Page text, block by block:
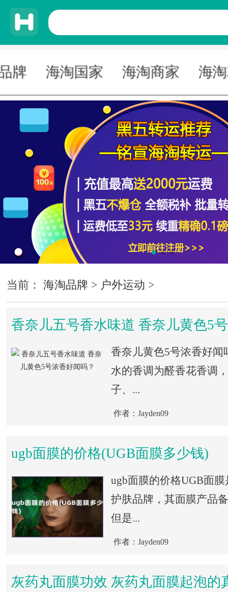
海淘国家 海淘商家 海淘
当前： 海淘品牌 > 户外运动 >
香奈儿五号香水味道 香奈儿黄色5
香奈儿黄色5号浓香好闻
水的香调为醛香花香调
子、...
作者：Jayden09
ugb面膜的价格(UGB面膜多少钱)
ugb面膜的价格UGB面
护肤品牌，其面膜产品
但是...
作者：Jayden09
灰药丸面膜功效 灰药丸面膜起泡的